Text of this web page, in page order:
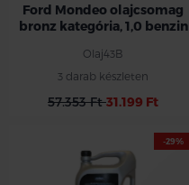
Ford Mondeo olajcsomag
bronz kategória, 1,0 benzin
Olaj43B
3 darab készleten
57.353 Ft31.199 Ft
-29%